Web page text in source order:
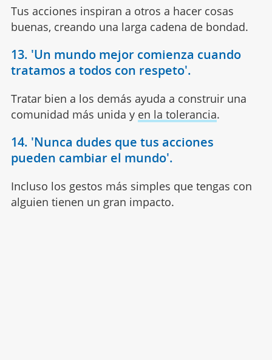
Tus acciones inspiran a otros a hacer cosas
buenas, creando una larga cadena de bondad.
13. 'Un mundo mejor comienza cuando
tratamos a todos con respeto'.
Tratar bien a los demás ayuda a construir una
comunidad más unida y en la tolerancia.
14. 'Nunca dudes que tus acciones
pueden cambiar el mundo'.
Incluso los gestos más simples que tengas con
alguien tienen un gran impacto.